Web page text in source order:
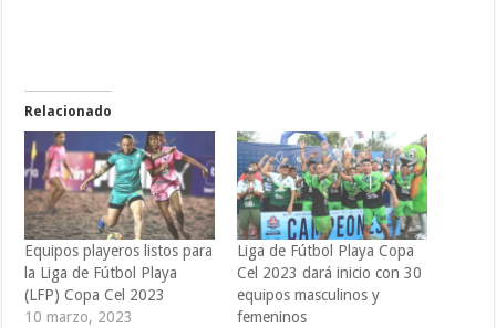
Relacionado
Equipos playeros listos para
la Liga de Fútbol Playa
(LFP) Copa Cel 2023
10 marzo, 2023
Liga de Fútbol Playa Copa
Cel 2023 dará inicio con 30
equipos masculinos y
femeninos